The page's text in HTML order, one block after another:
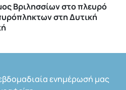
Βριλησσίων στο πλευρό
στη Δυτική
ενημέρωσή μας